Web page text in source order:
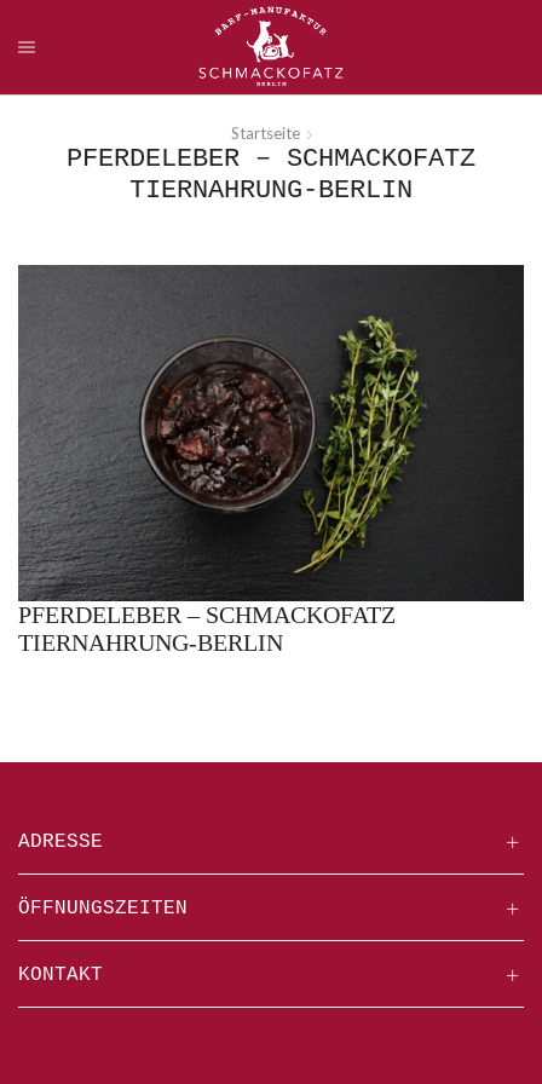
Startseite
PFERDELEBER – SCHMACKOFATZ
TIERNAHRUNG-BERLIN
PFERDELEBER – SCHMACKOFATZ
TIERNAHRUNG-BERLIN
ADRESSE
ÖFFNUNGSZEITEN
KONTAKT